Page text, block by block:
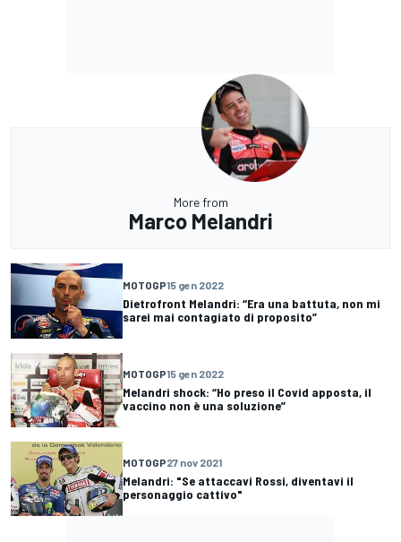
More from
Marco Melandri
MOTOGP15 gen 2022
Dietrofront Melandri: “Era una battuta, non mi
sarei mai contagiato di proposito”
MOTOGP15 gen 2022
Melandri shock: “Ho preso il Covid apposta, il
vaccino non è una soluzione”
MOTOGP27 nov 2021
Melandri: "Se attaccavi Rossi, diventavi il
personaggio cattivo"